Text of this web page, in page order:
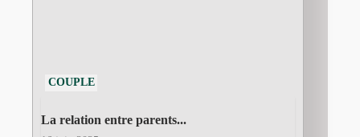
COUPLE
La relation entre parents...